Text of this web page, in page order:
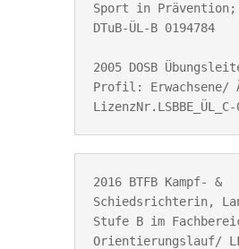
Sport in Prävention;
DTuB-ÜL-B 0194784
2005 DOSB
Profil: Erwachsene/
2016 BTFB Kampf- &
Schiedsrichterin,
Stufe B im
Orientierungslauf/